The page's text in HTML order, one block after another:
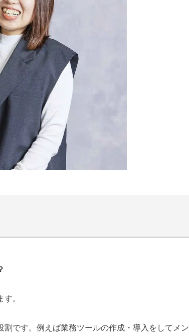
。
です。例えば業務ツールの作成・導入をしてメン